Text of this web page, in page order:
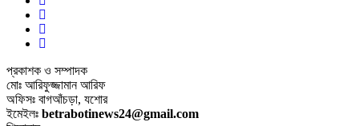
প্রকাশক ও সম্পাদক
মোঃ আরিফুজ্জামান আরিফ
অফিসঃ বাগআঁচড়া, যশোর
ইমেইলঃ betrabotinews24@gmail.com